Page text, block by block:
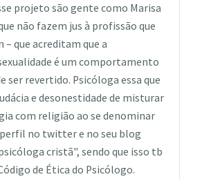
projeto são gente como Marisa
não fazem jus à profissão que
– que acreditam que a
é um comportamento
ser revertido. Psicóloga essa que
e desonestidade de misturar
com religião ao se denominar
no twitter e no seu blog
cristã", sendo que isso tb
de Ética do Psicólogo.